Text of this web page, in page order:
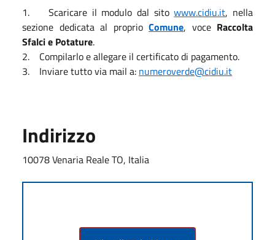
1. Scaricare il modulo dal sitowww.cidiu.it, nella
sezione dedicata al proprio Comune, voce Raccolta
Sfalci e Potature.
2. Compilarlo e allegare il certificato di pagamento.
3. Inviare tutto via mail a: numeroverde@cidiu.it
Indirizzo
10078 Venaria Reale TO, Italia